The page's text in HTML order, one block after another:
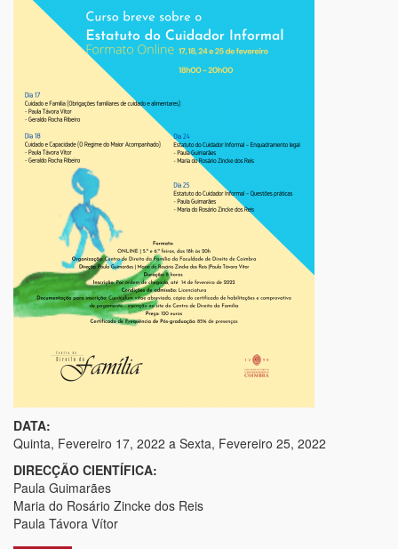
DATA:
Quinta, Fevereiro 17, 2022 a Sexta, Fevereiro 25, 2022
DIRECÇÃO CIENTÍFICA:
Paula Guimarães
Maria do Rosário Zincke dos Reis
Paula Távora Vítor